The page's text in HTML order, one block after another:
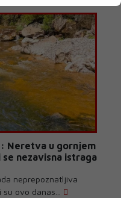
Neretva u gornjem
nezavisna istraga
neprepoznatljiva
ovo danas...